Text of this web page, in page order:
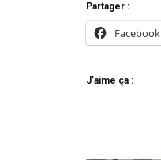
Partager :
Facebook
J’aime ça :